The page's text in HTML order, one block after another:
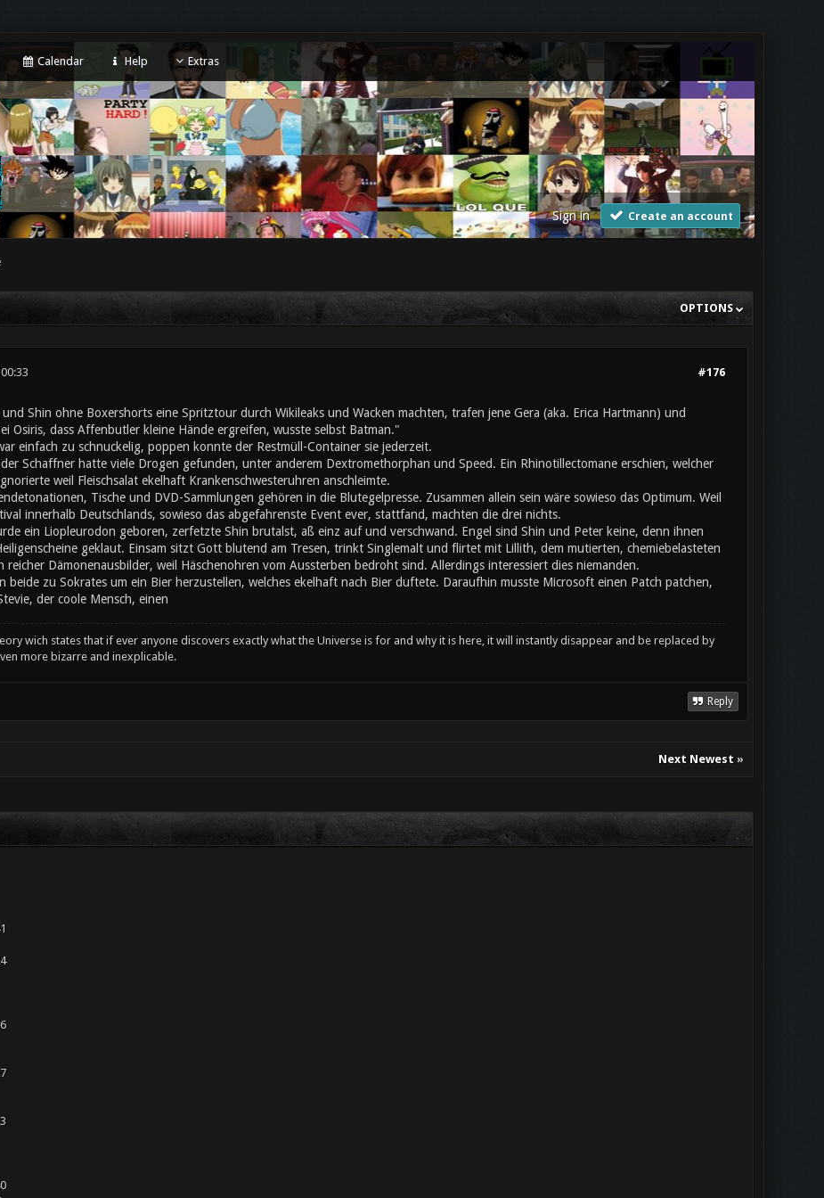
Calendar Help Extras
Sign in Create an account
OPTIONS
#176
Shin ohne Boxershorts eine Spritztour durch Wikileaks und Wacken machten, trafen jene Gera (aka. Erica Hartmann) und
Osiris, dass Affenbutler kleine Hände ergreifen, wusste selbst Batman."
einfach zu schnuckelig, poppen konnte der Restmüll-Container sie jederzeit.
Schaffner hatte viele Drogen gefunden, unter anderem Dextromethorphan und Speed. Ein Rhinotillectomane erschien, welcher
weil Fleischsalat ekelhaft Krankenschwesteruhren anschleimte.
Tische und DVD-Sammlungen gehören in die Blutegelpresse. Zusammen allein sein wäre sowieso das Optimum. Weil
innerhalb Deutschlands, sowieso das abgefahrenste Event ever, stattfand, machten die drei nichts.
ein Liopleurodon geboren, zerfetzte Shin brutalst, aß einz auf und verschwand. Engel sind Shin und Peter keine, denn ihnen
geklaut. Einsam sitzt Gott blutend am Tresen, trinkt Singlemalt und flirtet mit Lillith, dem mutierten, chemiebelasteten
reicher Dämonenausbilder, weil Häschenohren vom Aussterben bedroht sind. Allerdings interessiert dies niemanden.
beide zu Sokrates um ein Bier herzustellen, welches ekelhaft nach Bier duftete. Daraufhin musste Microsoft einen Patch patchen,
der coole Mensch, einen
wich states that if ever anyone discovers exactly what the Universe is for and why it is here, it will instantly disappear and be replaced by
more bizarre and inexplicable.
Reply
Next Newest »